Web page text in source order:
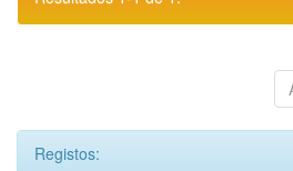
Registos: